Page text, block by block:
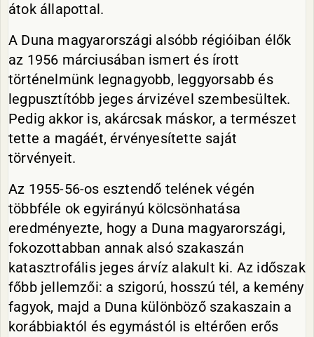
átok állapottal.
A Duna magyarországi alsóbb régióiban élők
az 1956 márciusában ismert és írott
történelmünk legnagyobb, leggyorsabb és
legpusztítóbb jeges árvizével szembesültek.
Pedig akkor is, akárcsak máskor, a természet
tette a magáét, érvényesítette saját
törvényeit.
Az 1955-56-os esztendő telének végén
többféle ok egyirányú kölcsönhatása
eredményezte, hogy a Duna magyarországi,
fokozottabban annak alsó szakaszán
katasztrofális jeges árvíz alakult ki. Az időszak
főbb jellemzői: a szigorú, hosszú tél, a kemény
fagyok, majd a Duna különböző szakaszain a
korábbiaktól és egymástól is eltérően erős